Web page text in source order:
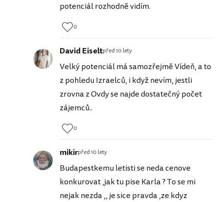
potenciál rozhodně vidím.
0
David Eiseltpřed 10 lety
Velký potenciál má samozřejmě Vídeň, a to
z pohledu Izraelců, i když nevím, jestli
zrovna z Ovdy se najde dostatečný počet
zájemců..
0
mikirpřed 10 lety
Budapestkemu letisti se neda cenove
konkurovat ,jak tu pise Karla ? To se mi
nejak nezda ,, je sice pravda ,ze kdyz